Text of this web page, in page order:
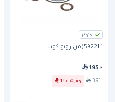
متوفر
( 59221)من روبو كوب
195 .5
391 وفّر 195.50